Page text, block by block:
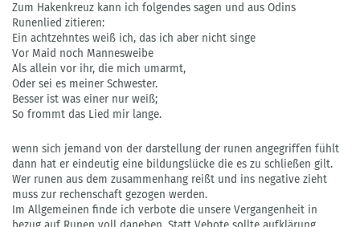
Zum Hakenkreuz kann ich folgendes sagen und aus Odins
Runenlied zitieren:
Ein achtzehntes weiß ich, das ich aber nicht singe
Vor Maid noch Mannesweibe
Als allein vor ihr, die mich umarmt,
Oder sei es meiner Schwester.
Besser ist was einer nur weiß;
So frommt das Lied mir lange.
wenn sich jemand von der darstellung der runen angegriffen fühlt
dann hat er eindeutig eine bildungslücke die es zu schließen gilt.
Wer runen aus dem zusammenhang reißt und ins negative zieht
muss zur rechenschaft gezogen werden.
Im Allgemeinen finde ich verbote die unsere Vergangenheit in